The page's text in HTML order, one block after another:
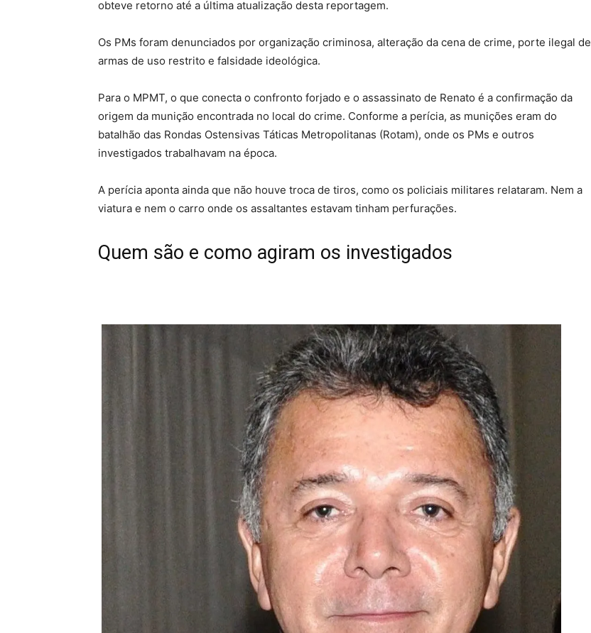
obteve retorno até a última atualização desta reportagem.
Os PMs foram denunciados por organização criminosa, alteração da cena de crime, porte ilegal de
armas de uso restrito e falsidade ideológica.
Para o MPMT, o que conecta o confronto forjado e o assassinato de Renato é a confirmação da
origem da munição encontrada no local do crime. Conforme a perícia, as munições eram do
batalhão das Rondas Ostensivas Táticas Metropolitanas (Rotam), onde os PMs e outros
investigados trabalhavam na época.
A perícia aponta ainda que não houve troca de tiros, como os policiais militares relataram. Nem a
viatura e nem o carro onde os assaltantes estavam tinham perfurações.
Quem são e como agiram os investigados